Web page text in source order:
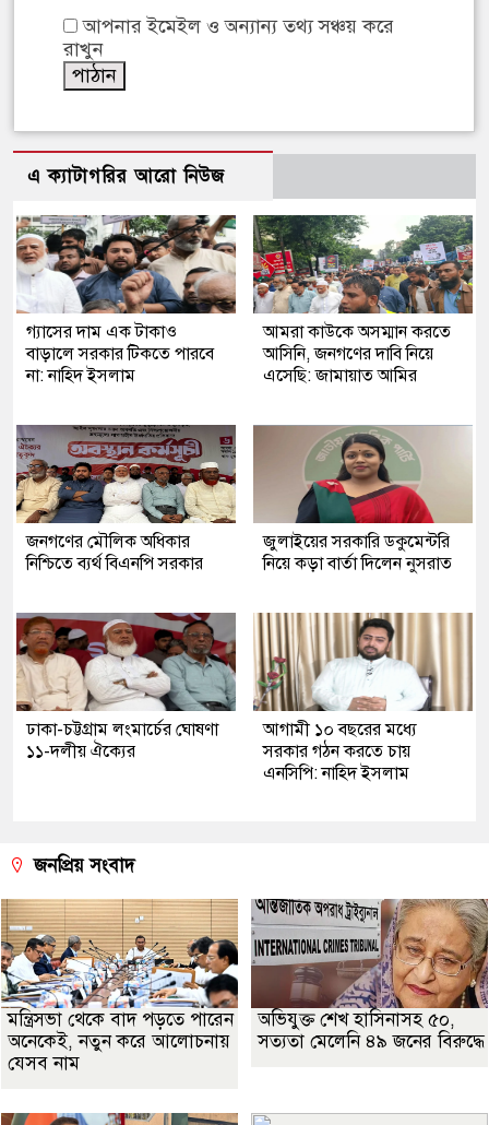
আপনার ইমেইল ও অন্যান্য তথ্য সঞ্চয় করে
রাখুন
এ ক্যাটাগরির আরো নিউজ
গ্যাসের দাম এক টাকাও
বাড়ালে সরকার টিকতে পারবে
না: নাহিদ ইসলাম
আমরা কাউকে অসম্মান করতে
আসিনি, জনগণের দাবি নিয়ে
এসেছি: জামায়াত আমির
জনগণের মৌলিক অধিকার
নিশ্চিতে ব্যর্থ বিএনপি সরকার
জুলাইয়ের সরকারি ডকুমেন্টরি
নিয়ে কড়া বার্তা দিলেন নুসরাত
ঢাকা-চট্টগ্রাম লংমার্চের ঘোষণা
১১-দলীয় ঐক্যের
আগামী ১০ বছরের মধ্যে
সরকার গঠন করতে চায়
এনসিপি: নাহিদ ইসলাম
জনপ্রিয় সংবাদ
মন্ত্রিসভা থেকে বাদ পড়তে পারেন
অনেকেই, নতুন করে আলোচনায়
যেসব নাম
অভিযুক্ত শেখ হাসিনাসহ ৫০,
সত্যতা মেলেনি ৪৯ জনের বিরুদ্ধে